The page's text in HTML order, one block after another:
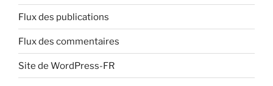
Flux des publications
Flux des commentaires
Site de WordPress-FR